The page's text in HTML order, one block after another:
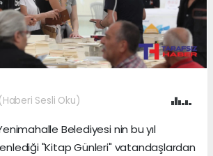
(Haberi Sesli Oku)
Belediyesi nin bu yıl
"Kitap Günleri" vatandaşlardan